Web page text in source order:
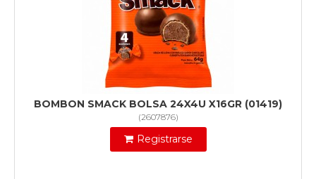
BOMBON SMACK BOLSA 24X4U X16GR (01419)
(2607876)
Registrarse